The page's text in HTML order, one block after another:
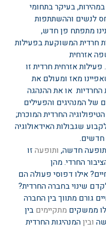
בעיקר בתחומי
לנשים וההשתתפות
מתפתח פן חדש,
חרדית המשוקעת בפעילות
אזרחית
אזרחית חרדית זו
מאז ומעולם את
החרדיות או את ההנהגה
של המנהיגים והפעילים
החרדית המוכרת;
שגבולות האידאולוגיה
חדשים.
חדשה, ותופעה זו
החרדי. מהן
אילו דפוסי פעולה הם
שינוי בחברה החרדית?
גורם מתווך בין החברה
ממשקים מתקיימים בין
וביןהמנהיגות החרדית